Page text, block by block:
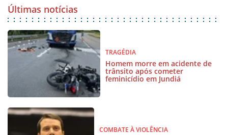
Últimas notícias
TRAGÉDIA
Homem morre em acidente de
trânsito após cometer
feminicídio em Jundiá
COMBATE À VIOLÊNCIA